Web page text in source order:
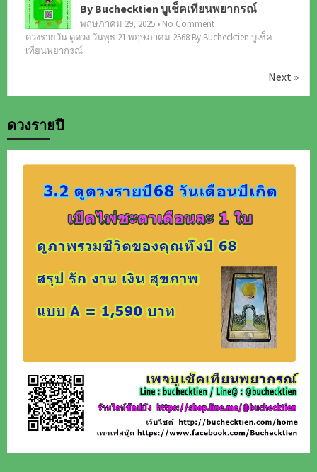
By Buchecktien บูเช็คเทียนพยากรณ์
พฤษภาคม 29, 2025 • No Comment
ดวงรายวัน ดูดวง วันพุธ 21 พฤษภาคม 2568 By Buchecktien บูเช็ค
เทียนพยากรณ์
Next »
ดวงรายปี